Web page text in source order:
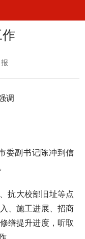
调
委副书记陈冲到信
抗大校部旧址等点
、施工进展、招商
缮提升进度，听取
。